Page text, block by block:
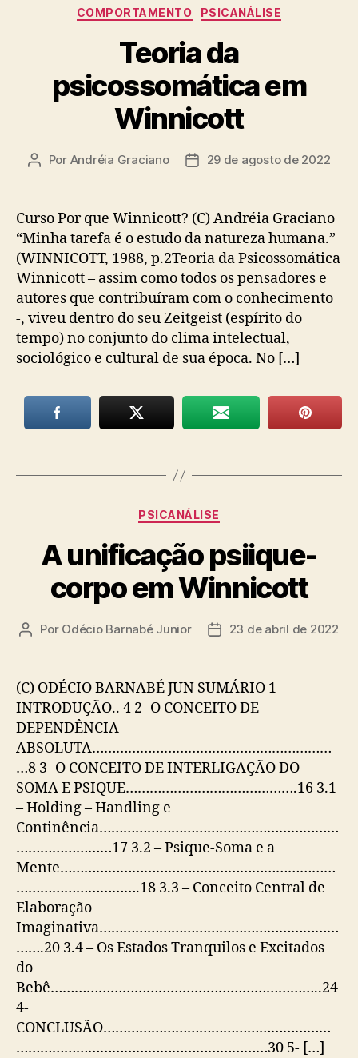
Categorias
COMPORTAMENTO PSICANÁLISE
Teoria da
psicossomática em
Winnicott
Autor
Por Andréia Graciano
Data29 de agosto de 2022
Curso Por que Winnicott? (C) Andréia Graciano
“Minha tarefa é o estudo da natureza humana.”
(WINNICOTT, 1988, p.2Teoria da Psicossomática
Winnicott – assim como todos os pensadores e
autores que contribuíram com o conhecimento
-, viveu dentro do seu Zeitgeist (espírito do
tempo) no conjunto do clima intelectual,
sociológico e cultural de sua época. No […]
Categorias
PSICANÁLISE
A unificação psiique-
corpo em Winnicott
Autor
Por Odécio Barnabé Junior
Data23 de abril de 2022
(C) ODÉCIO BARNABÉ JUN SUMÁRIO 1-
INTRODUÇÃO.. 4 2- O CONCEITO DE
DEPENDÊNCIA
ABSOLUTA……………………………………………………
…8 3- O CONCEITO DE INTERLIGAÇÃO DO
SOMA E PSIQUE…………………………………….16 3.1
– Holding – Handling e
Continência……………………………………………………
……………………17 3.2 – Psique-Soma e a
Mente……………………………………………………………
………………………….18 3.3 – Conceito Central de
Elaboração
Imaginativa……………………………………………………
…….20 3.4 – Os Estados Tranquilos e Excitados
do
Bebê…………………………………………………………..24
4-
CONCLUSÃO…………………………………………………
………………………………………………………30 5- […]